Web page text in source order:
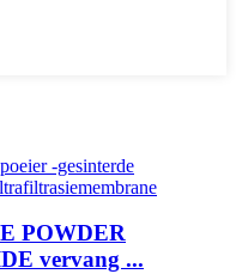
POWDER
vervang ...